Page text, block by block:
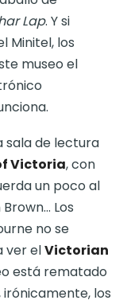
Lap. Y si
Minitel, los
museo el
sala de lectura
Victoria, con
un poco al
Los
no se
ver elVictorian
está rematado
los